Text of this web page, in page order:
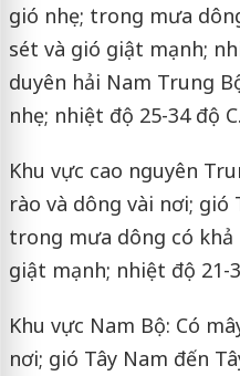
gió nhẹ; trong mưa
sét và gió giật mạnh;
duyên hải Nam Trung
nhẹ; nhiệt độ 25-34 độ C.
Khu vực cao nguyên
rào và dông vài nơi; gió
trong mưa dông có khả
giật mạnh; nhiệt độ 21-
Khu vực Nam Bộ: Có
nơi; gió Tây Nam đến